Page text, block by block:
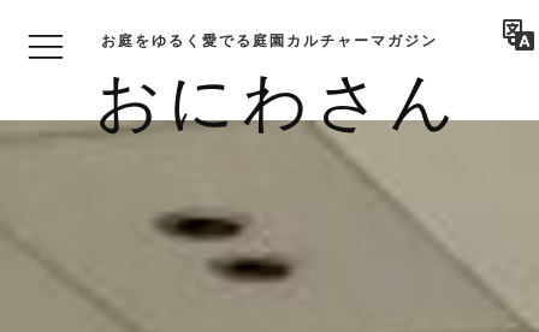
おにわさん
お庭をゆるく愛でる庭園カルチャーマガジン